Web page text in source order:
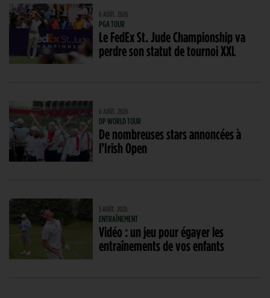
6 AOÛT. 2026
PGA TOUR
Le FedEx St. Jude Championship va
perdre son statut de tournoi XXL
6 AOÛT. 2026
DP WORLD TOUR
De nombreuses stars annoncées à
l’Irish Open
5 AOÛT. 2026
ENTRAÎNEMENT
Vidéo : un jeu pour égayer les
entraînements de vos enfants